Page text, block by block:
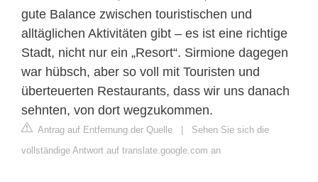
gute Balance zwischen touristischen und
alltäglichen Aktivitäten gibt – es ist eine richtige
Stadt, nicht nur ein „Resort“. Sirmione dagegen
war hübsch, aber so voll mit Touristen und
überteuerten Restaurants, dass wir uns danach
sehnten, von dort wegzukommen.
Antrag auf Entfernung der Quelle | Sehen Sie sich die
vollständige Antwort auf translate.google.com an